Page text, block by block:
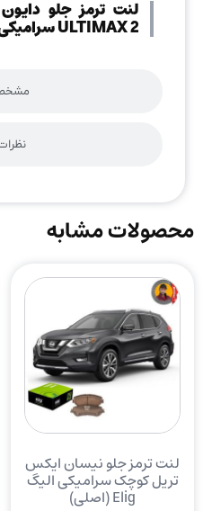
ULTIMAX 2 سرامیکی
محصولات مشابه
لنت ترمز جلو نیسان ایکس
تریل کوچک سرامیکی الیگ
Elig (اصلی)